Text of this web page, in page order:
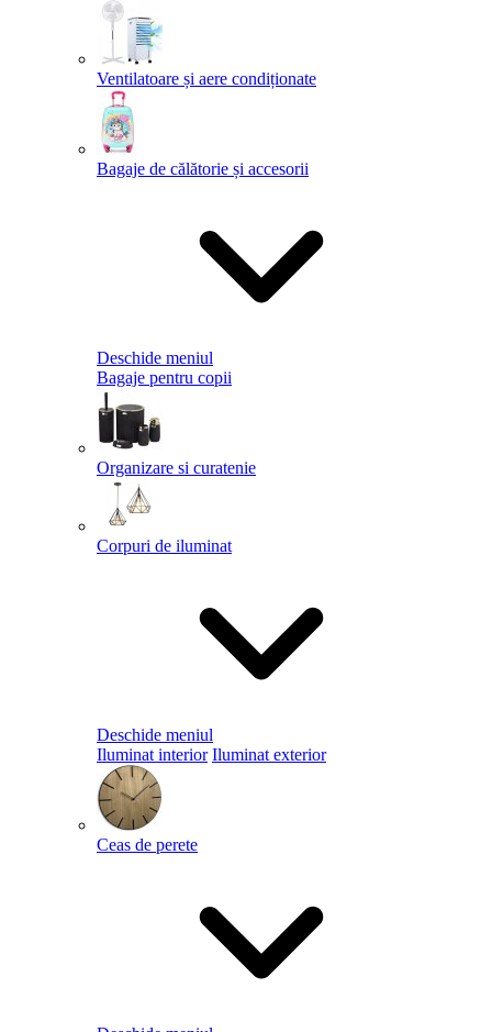
Ventilatoare și aere condiționate
Bagaje de călătorie și accesorii
Deschide meniul
Bagaje pentru copii
Organizare si curatenie
Corpuri de iluminat
Deschide meniul
Iluminat interior Iluminat exterior
Ceas de perete